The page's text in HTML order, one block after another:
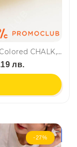
Кутия цветни тебешири WMZ Colored CHALK, 6 броя
лв.
-27%